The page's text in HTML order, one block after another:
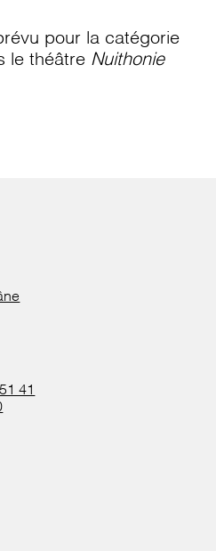
pour la catégorie
le théâtre Nuithonie
41